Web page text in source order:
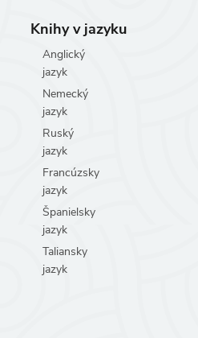
Knihy v jazyku
Anglický
jazyk
Nemecký
jazyk
Ruský
jazyk
Francúzsky
jazyk
Španielsky
jazyk
Taliansky
jazyk